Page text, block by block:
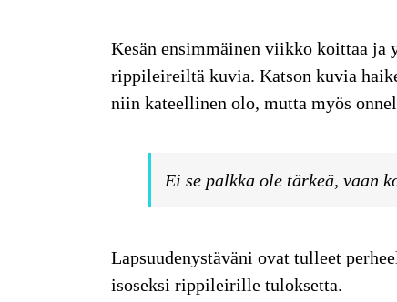
Kesän ensimmäinen viikko koittaa ja
rippileireiltä kuvia. Katson kuvia
niin kateellinen olo, mutta myös
Ei se palkka ole tärkeä, vaan
Lapsuudenystäväni ovat tulleet
isoseksi rippileirille tuloksetta.